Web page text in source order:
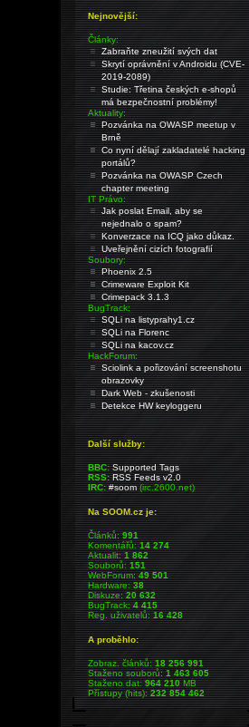
Nejnovější:
Články:
Zabraňte zneužití svých dat
Skrytí oprávnění v Androidu (CVE-
2019-2089)
Studie: Třetina českých e-shopů
má bezpečnostní problémy!
Aktuality:
Pozvánka na OWASP meetup v
Brně
Co nyní dělají zakladatelé hacking
portálů?
Pozvánka na OWASP Czech
chapter meeting
IT Právo:
Jak poslat Email, aby se
nejednalo o spam?
Konverzace na ICQ jako důkaz.
Uveřejnění cizích fotografií
Soubory:
Phoenix 2.5
Crimeware Exploit Kit
Crimepack 3.1.3
BugTrack:
SQLi na listyprahy1.cz
SQLi na Florenc
SQLi na kacov.cz
HackForum:
Sciolink a pořizování screenshotu
obrazovky
Dark Web - zkušenosti
Detekce HW keyloggeru
Další služby:
BBC: Supported Tags
RSS: RSS Feeds v2.0
IRC: #soom(irc.2600.net)
Na SOOM.cz je:
Článků:991
Komentářů:14 274
Aktualit:1 862
Souborů:151
WebForum:49 501
Hardware:38
Diskuze:20 632
BugTrack:4 415
Reg. uživatelů:16 428
A proběhlo:
Zobraz. článků:18 256 991
Staženo souborů:1 463 605
Staženo dat:964 210MB
Přístupy (hits):232 854 462